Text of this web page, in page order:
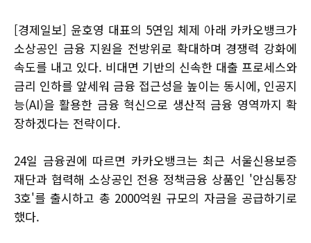
[경제일보] 윤호영 대표의 5연임 체제 아래 카카오뱅크가
소상공인 금융 지원을 전방위로 확대하며 경쟁력 강화에
속도를 내고 있다. 비대면 기반의 신속한 대출 프로세스와
금리 인하를 앞세워 금융 접근성을 높이는 동시에, 인공지
능(AI)을 활용한 금융 혁신으로 생산적 금융 영역까지 확
장하겠다는 전략이다.
24일 금융권에 따르면 카카오뱅크는 최근 서울신용보증
재단과 협력해 소상공인 전용 정책금융 상품인 '안심통장
3호'를 출시하고 총 2000억원 규모의 자금을 공급하기로
했다.